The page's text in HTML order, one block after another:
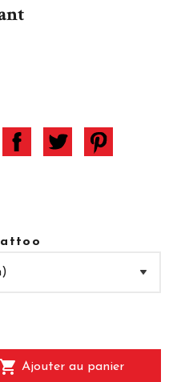
shopping_cart Ajouter au panier